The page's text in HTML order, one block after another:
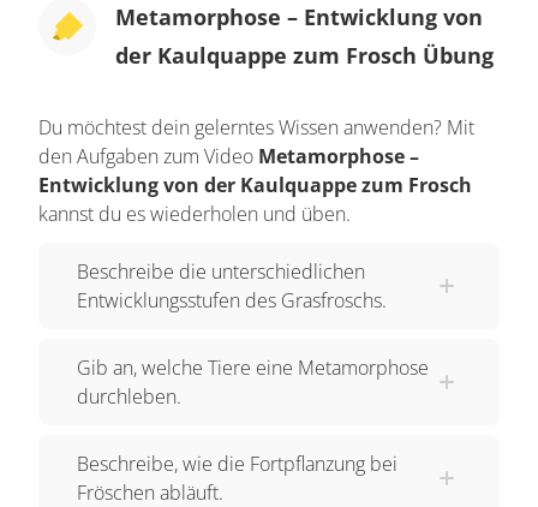
Metamorphose – Entwicklung von
der Kaulquappe zum Frosch Übung
Du möchtest dein gelerntes Wissen anwenden? Mit
den Aufgaben zum Video Metamorphose –
Entwicklung von der Kaulquappe zum Frosch
kannst du es wiederholen und üben.
Beschreibe die unterschiedlichen
Entwicklungsstufen des Grasfroschs.
Gib an, welche Tiere eine Metamorphose
durchleben.
Beschreibe, wie die Fortpflanzung bei
Fröschen abläuft.